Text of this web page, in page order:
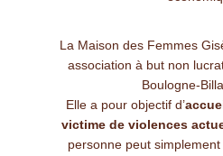
La Maison des Femmes
association à but non
Boulogne-
Elle a pour objectif d’
victime de violences
personne peut